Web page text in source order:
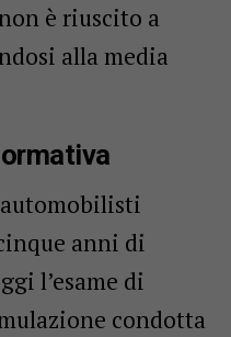
è riuscito a
alla media
automobilisti
anni di
l’esame di
condotta